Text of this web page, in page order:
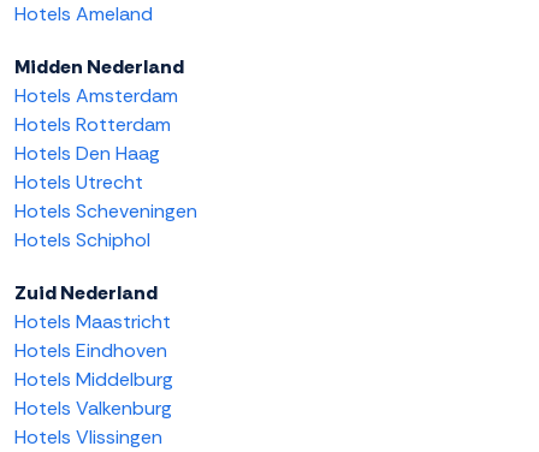
Hotels Ameland
Midden Nederland
Hotels Amsterdam
Hotels Rotterdam
Hotels Den Haag
Hotels Utrecht
Hotels Scheveningen
Hotels Schiphol
Zuid Nederland
Hotels Maastricht
Hotels Eindhoven
Hotels Middelburg
Hotels Valkenburg
Hotels Vlissingen